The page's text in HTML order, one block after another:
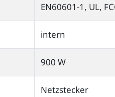
EN60601-1, UL,
intern
900 W
Netzstecker